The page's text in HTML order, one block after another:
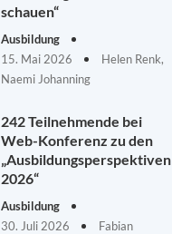
schauen“
Ausbildung
15. Mai 2026
Helen Renk,
Naemi Johanning
242 Teilnehmende bei
Web-Konferenz zu den
„Ausbildungsperspektiven
2026“
Ausbildung
30. Juli 2026
Fabian